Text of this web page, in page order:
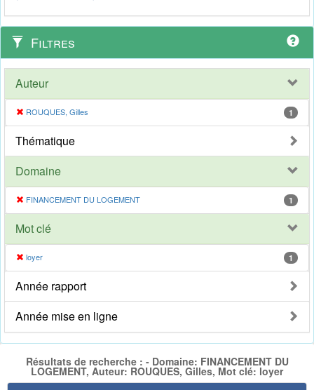
Filtres
Auteur
ROUQUES, Gilles 1
Thématique
Domaine
FINANCEMENT DU LOGEMENT 1
Mot clé
loyer 1
Année rapport
Année mise en ligne
Résultats de recherche : - Domaine: FINANCEMENT DU
LOGEMENT, Auteur: ROUQUES, Gilles, Mot clé: loyer